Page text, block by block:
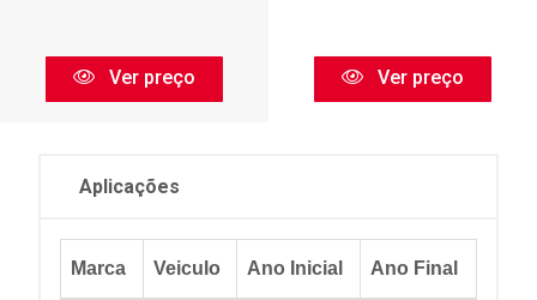
Ver preço Ver preço
Aplicações
Marca Veiculo Ano Inicial Ano Final